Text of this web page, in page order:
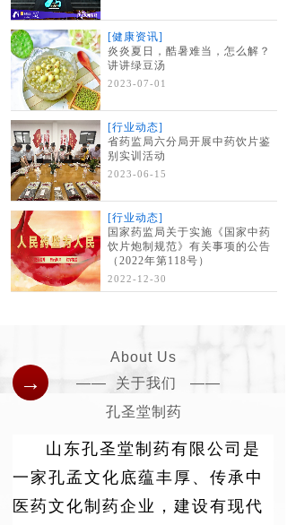
[健康资讯]
炎炎夏日，酷暑难当，怎么解？
讲讲绿豆汤
2023-07-01
[行业动态]
省药监局六分局开展中药饮片鉴
别实训活动
2023-06-15
[行业动态]
国家药监局关于实施《国家中药
饮片炮制规范》有关事项的公告
（2022年第118号）
2022-12-30
山东孔圣堂制药有限公司是
一家孔孟文化底蕴丰厚、传承中
医药文化制药企业，建设有现代
—— 关于我们 ——
About Us
孔圣堂制药
→